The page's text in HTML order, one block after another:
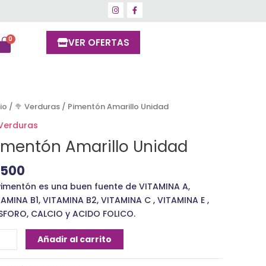
VER OFERTAS
/ 🥦 Verduras / Pimentón Amarillo Unidad
Amarillo Unidad
es una buen fuente de VITAMINA A,
B1, VITAMINA B2, VITAMINA C , VITAMINA E ,
CALCIO y ACIDO FOLICO.
Añadir al carrito